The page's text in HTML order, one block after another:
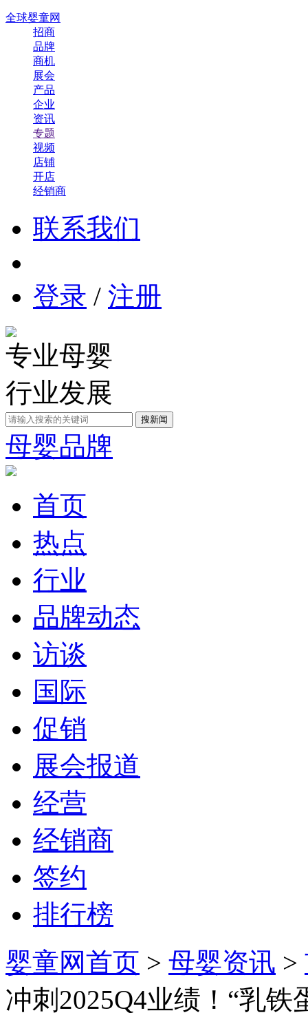
全球婴童网
招商
品牌
商机
展会
产品
企业
资讯
专题
视频
店铺
开店
经销商
联系我们
登录 / 注册
专业母婴
行业发展
母婴品牌
首页
热点
行业
品牌动态
访谈
国际
促销
展会报道
经营
经销商
签约
排行榜
婴童网首页 > 母婴资讯 >
冲刺2025Q4业绩！“乳